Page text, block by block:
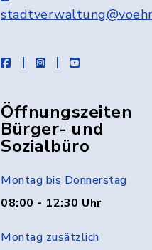
facebookinstagramyoutube
Öffnungszeiten
Bürger- und
Sozialbüro
Montag bis Donnerstag
08:00 - 12:30 Uhr
Montag zusätzlich